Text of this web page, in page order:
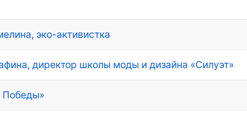
эко-активистка
директор школы моды и дизайна «Силуэт»
Победы»